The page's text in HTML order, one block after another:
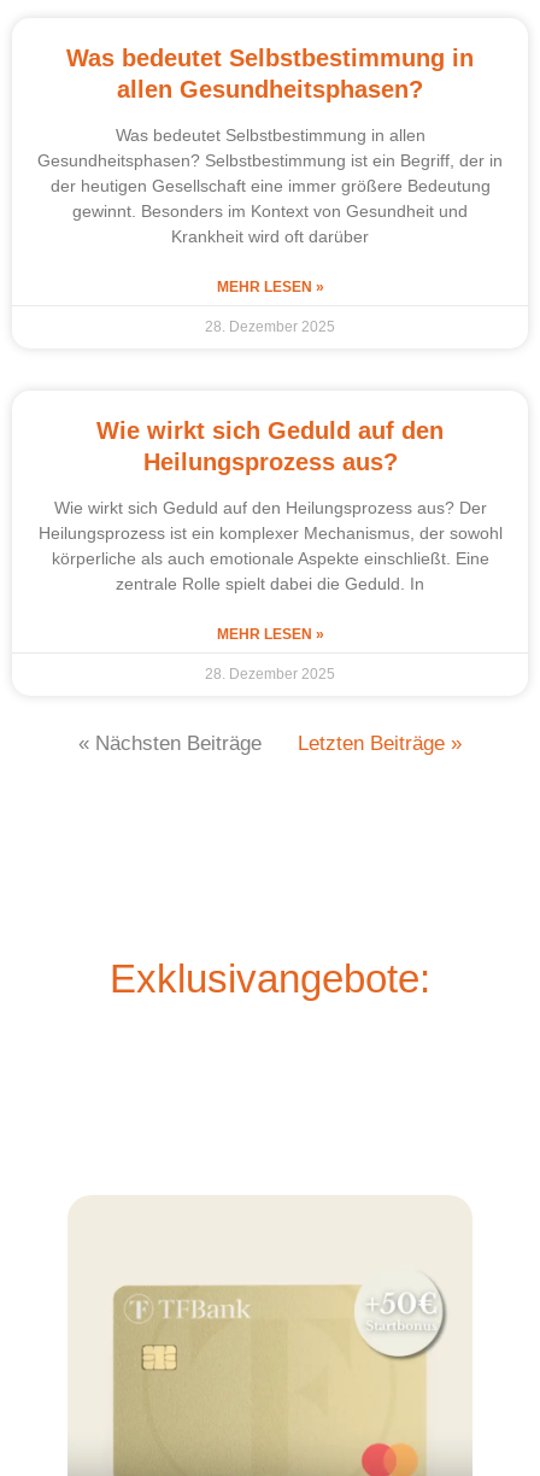
Was bedeutet Selbstbestimmung in
allen Gesundheitsphasen?
Was bedeutet Selbstbestimmung in allen
Gesundheitsphasen? Selbstbestimmung ist ein Begriff, der in
der heutigen Gesellschaft eine immer größere Bedeutung
gewinnt. Besonders im Kontext von Gesundheit und
Krankheit wird oft darüber
MEHR LESEN »
28. Dezember 2025
Wie wirkt sich Geduld auf den
Heilungsprozess aus?
Wie wirkt sich Geduld auf den Heilungsprozess aus? Der
Heilungsprozess ist ein komplexer Mechanismus, der sowohl
körperliche als auch emotionale Aspekte einschließt. Eine
zentrale Rolle spielt dabei die Geduld. In
MEHR LESEN »
28. Dezember 2025
« Nächsten Beiträge Letzten Beiträge »
Exklusivangebote: